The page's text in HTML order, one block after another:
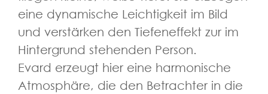
eine dynamische Leichtigkeit im Bild
und verstärken den Tiefeneffekt zur im
Hintergrund stehenden Person.
Evard erzeugt hier eine harmonische
Atmosphäre, die den Betrachter in die